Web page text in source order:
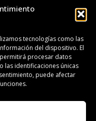
tecnologías como las
del dispositivo. El
procesar datos
las identificaciones únicas
puede afectar
NEWS!
PUBLICIDAD
2014